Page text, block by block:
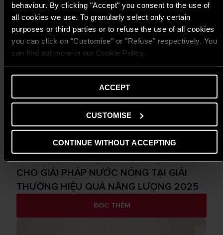
behaviour. By clicking "Accept" you consent to the use of
all cookies we use. To granularly select only certain
purposes or third parties or to refuse the use of all cookies
you can click on "Customise" or "Refuse" respectively. You
can find out more in our Cookie Policy.
ACCEPT
CUSTOMISE
CONTINUE WITHOUT ACCEPTING
ARISTON THIẾT LẬP CHUẨN MỰC MỚI
CHO GIẢI PHÁP NƯỚC NÓNG TẠI GIẢI
THƯỞNG HIỆU QUẢ NĂNG LƯỢNG 2025
ĐỌC THÊM